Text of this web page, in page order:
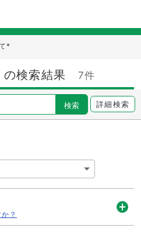
*
の検索結果 7件
検索 詳細検索
？